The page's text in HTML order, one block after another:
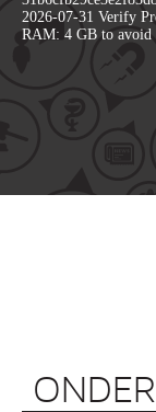
2026-07-31 Verify
RAM: 4 GB to avoid